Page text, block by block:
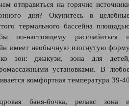
отправиться на горячие
дня? Окунитесь в
термального бассейна
по-настоящему расслабиться
имеет необычную изогнутую
зон: джакузи, зона для
установками. В
комфортная температура 39-
баня-бочка, релакс зона